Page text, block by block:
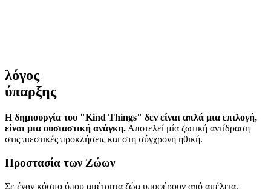
λόγος
ύπαρξης
Η δημιουργία του "Kind Things" δεν είναι απλά μια επιλογή,
είναι μια ουσιαστική ανάγκη. Αποτελεί μία ζωτική αντίδραση
στις πιεστικές προκλήσεις και στη σύγχρονη ηθική.
Προστασία των Ζώων
Σε έναν κόσμο όπου αμέτρητα ζώα υποφέρουν από αμέλεια,